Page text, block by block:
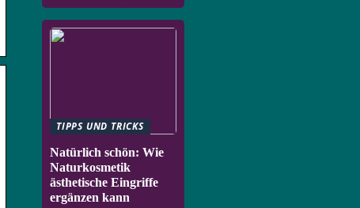
TIPPS UND TRICKS
Natürlich schön: Wie
Naturkosmetik
ästhetische Eingriffe
ergänzen kann